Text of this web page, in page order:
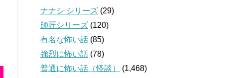
ナナシ シリーズ (29)
師匠シリーズ (120)
有名な怖い話 (85)
強烈に怖い話 (78)
普通に怖い話（怪談）
(1,468)